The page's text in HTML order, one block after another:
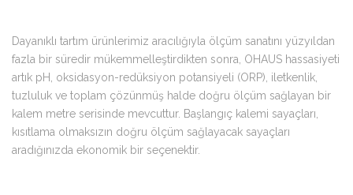
Dayanıklı tartım ürünlerimiz aracılığıyla ölçüm sanatını yüzyıldan
fazla bir süredir mükemmelleştirdikten sonra, OHAUS hassasiyeti
artık pH, oksidasyon-redüksiyon potansiyeli (ORP), iletkenlik,
tuzluluk ve toplam çözünmüş halde doğru ölçüm sağlayan bir
kalem metre serisinde mevcuttur. Başlangıç ​​kalemi sayaçları,
kısıtlama olmaksızın doğru ölçüm sağlayacak sayaçları
aradığınızda ekonomik bir seçenektir.